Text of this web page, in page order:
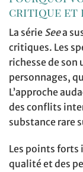
critique et
La série Seea
critiques. Les
richesse de son
personnages,
L’approche
des conflits
substance rare
Les points forts
qualité et des